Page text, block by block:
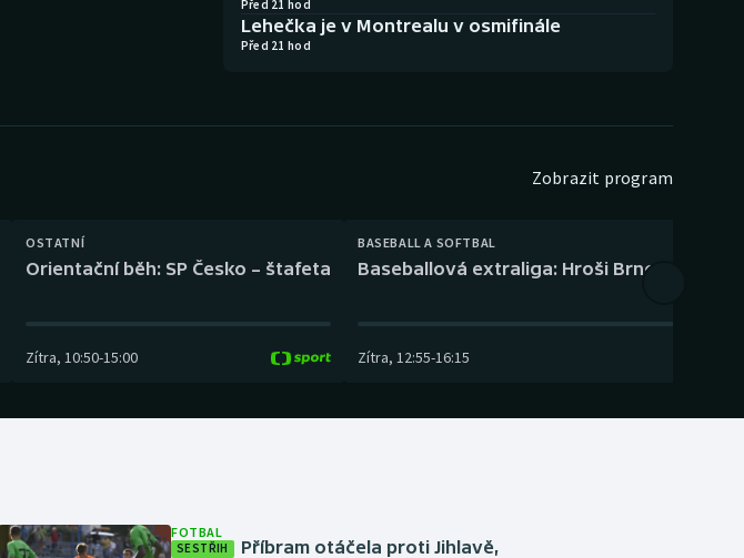
Před 21 hod
Lehečka je v Montrealu v osmifinále
Před 21 hod
Zobrazit program
OSTATNÍ
Orientační běh: SP Česko – štafeta
Zítra, 10:50-15:00
BASEBALL A SOFTBAL
Baseballová extraliga: Hroši Brno – Eagles
Zítra, 12:55-16:15
FOTBAL
SESTŘIH
Příbram otáčela proti Jihlavě,